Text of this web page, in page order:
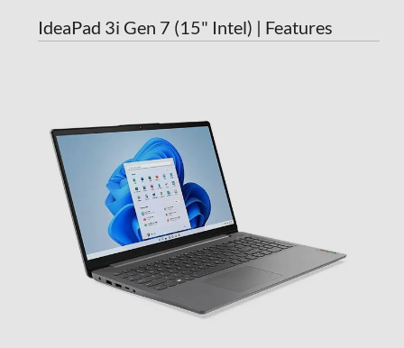
Hard disk installato
512
Partizione di ripristino
Adattatore Grafico
Marca scheda grafica
IdeaPad 3i Gen 7 (15" Intel) | Features